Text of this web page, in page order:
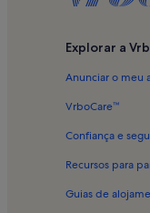
Alojamento
Casas na
Alojamentos
Casas de
Resorts em
Explorar a
Anunciar o meu
VrboCare™
Confiança e
Recursos para
Guias de